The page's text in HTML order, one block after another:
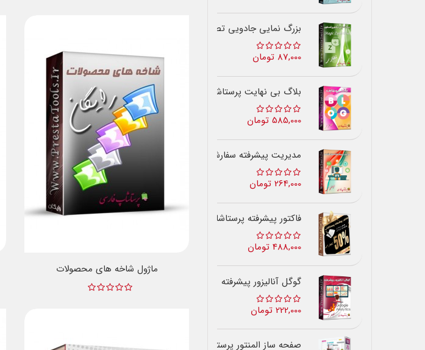
بزرگ نمایی جادویی تصاویر
87,000 تومان
بلاگ بی نهایت پرستاشاپ
585,000 تومان
مدیریت پیشرفته سفارشات
264,000 تومان
فاکتور پیشرفته پرستاشاپ
488,000 تومان
گوگل آنالیزور پیشرفته
222,000 تومان
صفحه ساز المنتور پرستاشاپ
ماژول شاخه های محصولات